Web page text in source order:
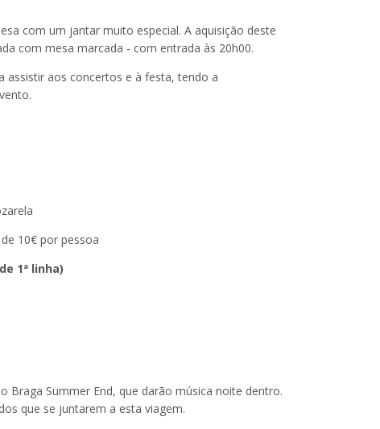
com um jantar muito especial. A aquisição deste
com mesa marcada - com entrada às 20h00.
assistir aos concertos e à festa, tendo a
10€ por pessoa
1ª linha)
Braga Summer End, que darão música noite dentro.
que se juntarem a esta viagem.